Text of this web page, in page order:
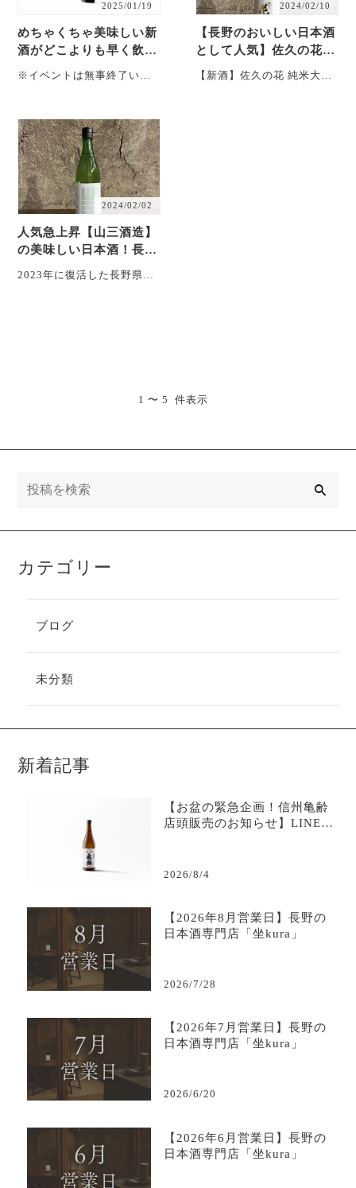
2025/01/19
めちゃくちゃ美味しい新
酒がどこよりも早く飲め
る「大信州 八重原純米
※イベントは無事終了いた
ました！ ・・・
2024/02/10
【長野のおいしい日本酒
として人気】佐久の花の
新酒が入荷いたしまし
【新酒】佐久の花 純米大吟
2024/02/02
人気急上昇【山三酒造】
の美味しい日本酒！長野
の復活蔵が新酒発売！
2023年に復活した長野県上
1 〜 5 件表示
カテゴリー
ブログ
未分類
新着記事
【お盆の緊急企画！信州亀齢
店頭販売のお知らせ】LINE限
2026/8/4
【2026年8月営業日】長野の
日本酒専門店「坐kura」
2026/7/28
【2026年7月営業日】長野の
日本酒専門店「坐kura」
2026/6/20
【2026年6月営業日】長野の
日本酒専門店「坐kura」